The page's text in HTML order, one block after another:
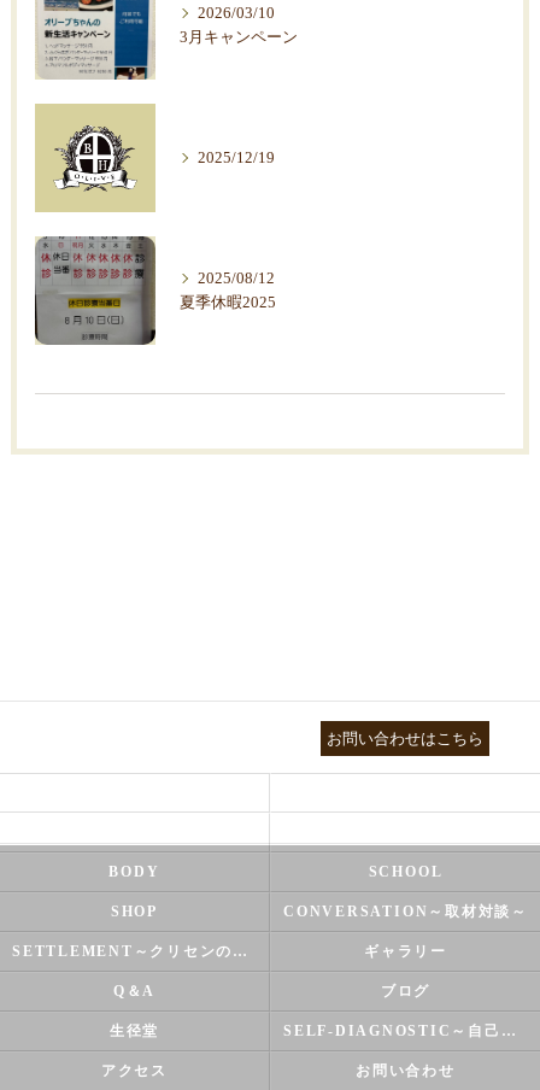
2026/03/10
3月キャンペーン
2025/12/19
2025/08/12
夏季休暇2025
お問い合わせはこちら
BODY SCHOOL
SHOP CONVERSATION～取材対談～
SETTLEMENT～クリセンのズバリ解決シリーズ～ ギャラリー
Q＆A ブログ
生径堂 SELF-DIAGNOSTIC～自己診断～
アクセス お問い合わせ